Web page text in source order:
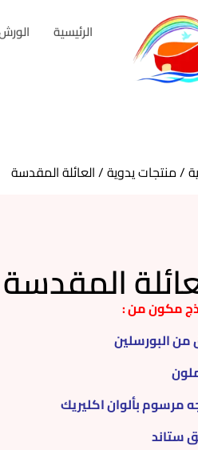
الرئيسية
/منتجات يدوية/ العائلة المقدسة
المقدسة مكون من :
البورسلين
مرسوم بألوان اكليريك
ستاند